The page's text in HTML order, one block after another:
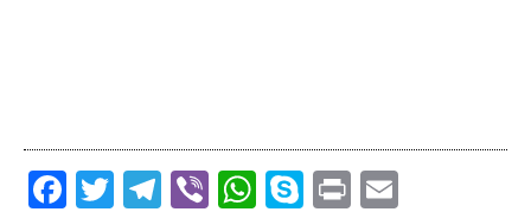
F T T Vi W S Pr